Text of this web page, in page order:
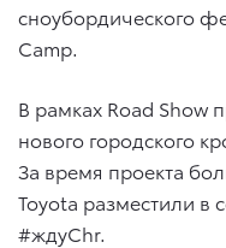
сноубордического
Camp.
В рамках Road Show
нового городского
За время проекта
Toyota разместили в
#ждуChr.